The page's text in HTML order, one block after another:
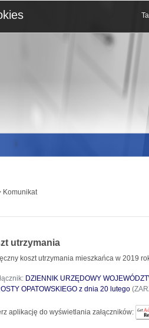
Komunikat
utrzymania
koszt utrzymania mieszkańca w 2019
DZIENNIK URZĘDOWY
OPATOWSKIEGO z dnia 20 lutego
aplikację do wyświetlania załączników: